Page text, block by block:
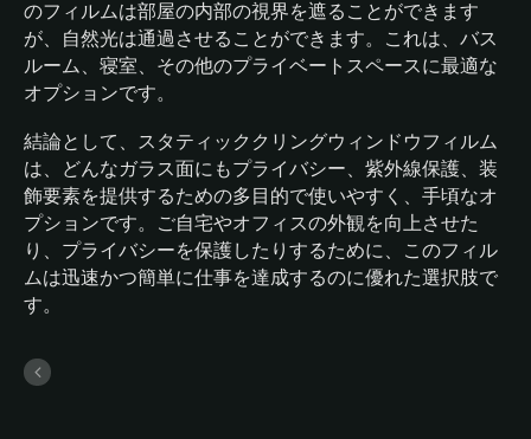
のフィルムは部屋の内部の視界を遮ることができます
が、自然光は通過させることができます。これは、バス
ルーム、寝室、その他のプライベートスペースに最適な
オプションです。
結論として、スタティッククリングウィンドウフィルム
は、どんなガラス面にもプライバシー、紫外線保護、装
飾要素を提供するための多目的で使いやすく、手頃なオ
プションです。ご自宅やオフィスの外観を向上させた
り、プライバシーを保護したりするために、このフィル
ムは迅速かつ簡単に仕事を達成するのに優れた選択肢で
す。